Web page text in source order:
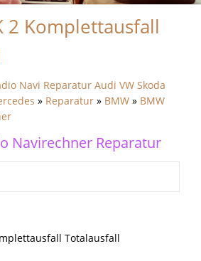
2 Komplettausfall
Navi Reparatur Audi VW Skoda
» Reparatur » BMW » BMW
Navirechner Reparatur
Totalausfall